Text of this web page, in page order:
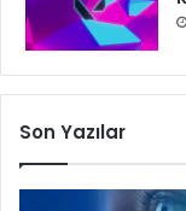
Son Yazılar